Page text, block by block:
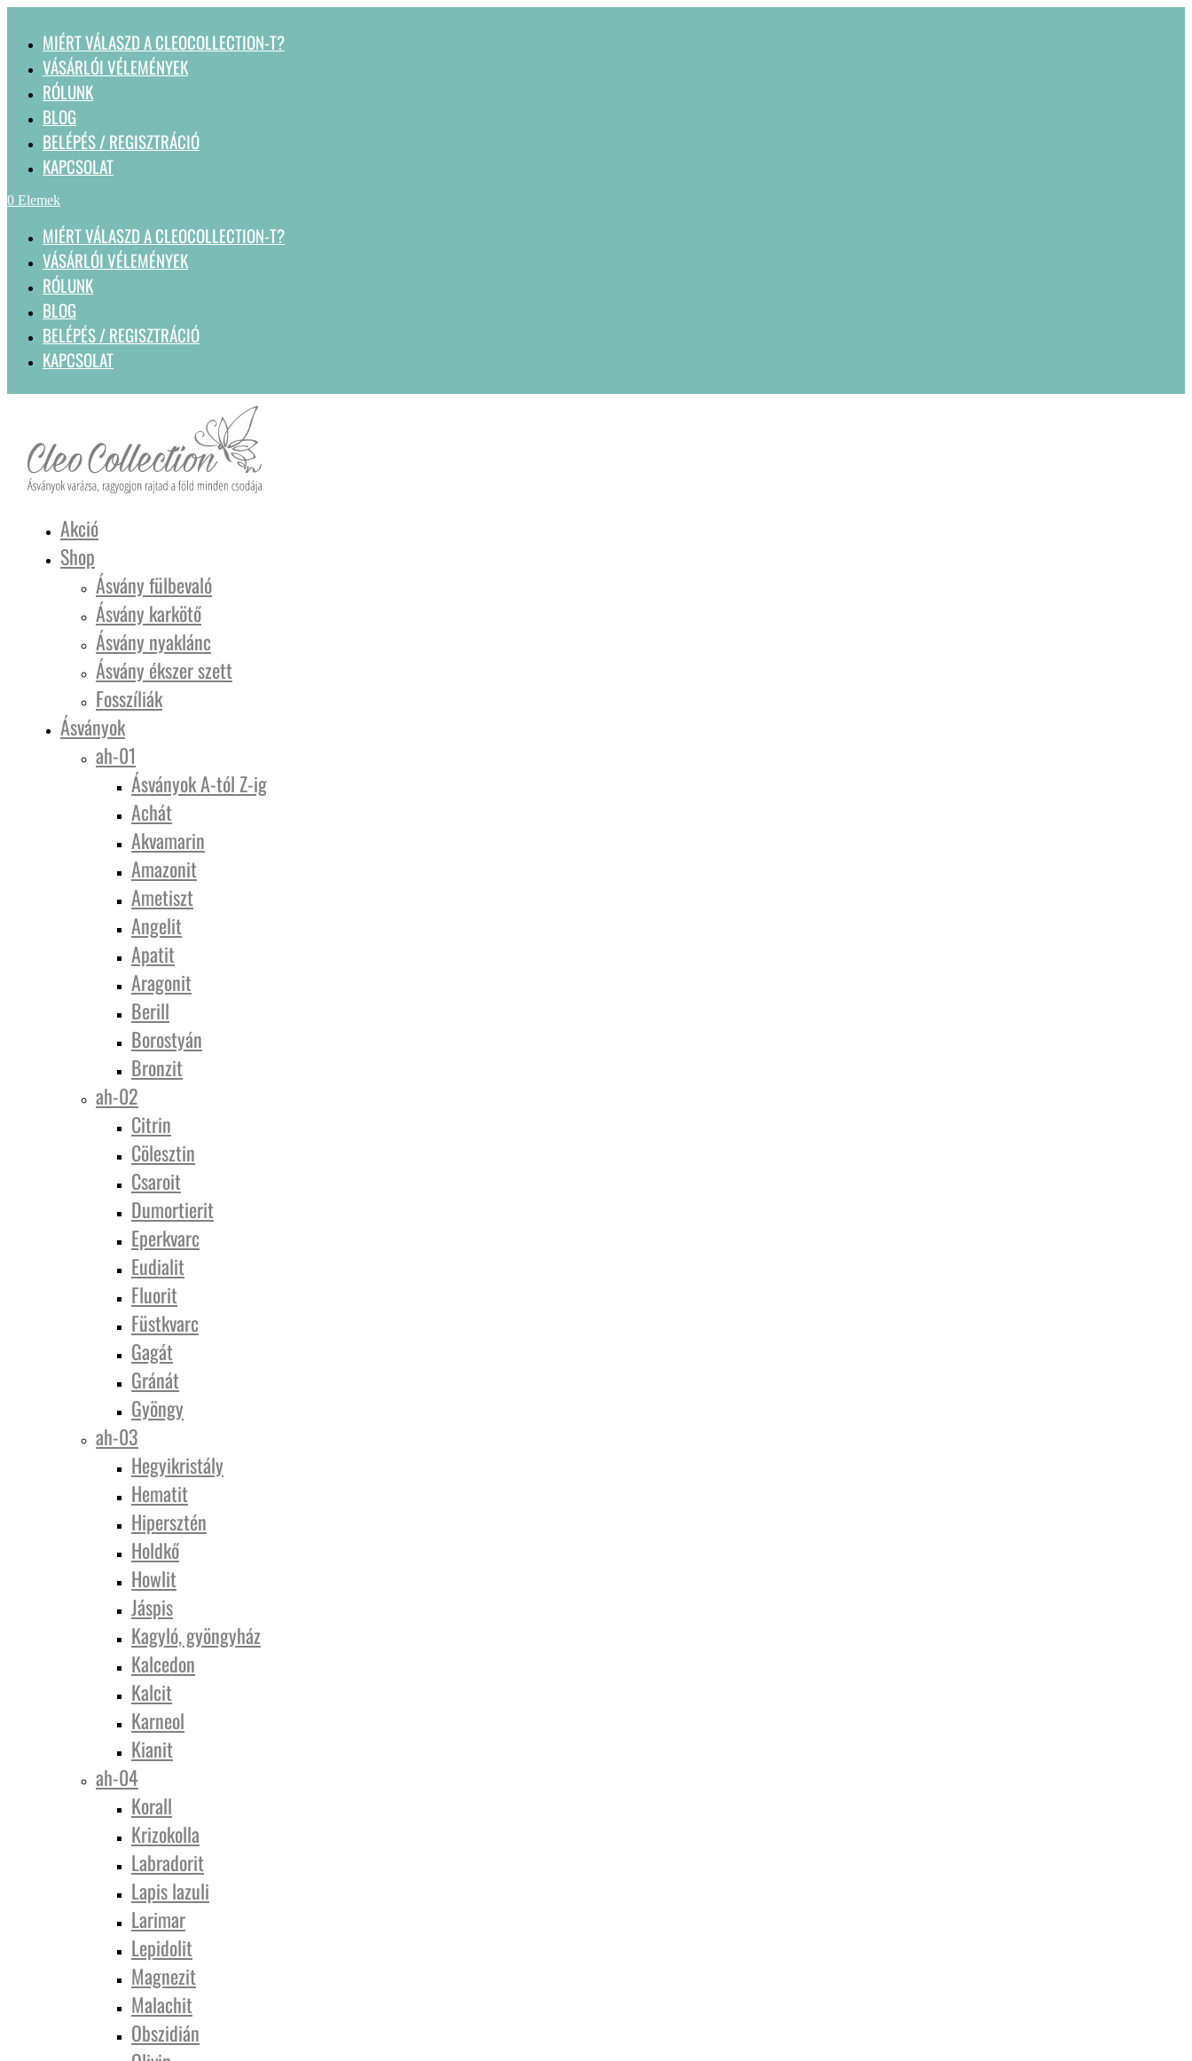
MIÉRT VÁLASZD A CLEOCOLLECTION-T?
VÁSÁRLÓI VÉLEMÉNYEK
RÓLUNK
BLOG
BELÉPÉS / REGISZTRÁCIÓ
KAPCSOLAT
0 Elemek
MIÉRT VÁLASZD A CLEOCOLLECTION-T?
VÁSÁRLÓI VÉLEMÉNYEK
RÓLUNK
BLOG
BELÉPÉS / REGISZTRÁCIÓ
KAPCSOLAT
Akció
Shop
Ásvány fülbevaló
Ásvány karkötő
Ásvány nyaklánc
Ásvány ékszer szett
Fosszíliák
Ásványok
ah-01
Ásványok A-tól Z-ig
Achát
Akvamarin
Amazonit
Ametiszt
Angelit
Apatit
Aragonit
Berill
Borostyán
Bronzit
ah-02
Citrin
Cölesztin
Csaroit
Dumortierit
Eperkvarc
Eudialit
Fluorit
Füstkvarc
Gagát
Gránát
Gyöngy
ah-03
Hegyikristály
Hematit
Hipersztén
Holdkő
Howlit
Jáspis
Kagyló, gyöngyház
Kalcedon
Kalcit
Karneol
Kianit
ah-04
Korall
Krizokolla
Labradorit
Lapis lazuli
Larimar
Lepidolit
Magnezit
Malachit
Obszidián